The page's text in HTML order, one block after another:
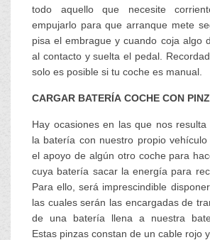
todo aquello que necesite
empujarlo para que arranque mete
pisa el embrague y cuando coja algo
al contacto y suelta el pedal.
solo es posible si tu coche es manual.
CARGAR BATERÍA COCHE CON
Hay ocasiones en las que nos resulta
la batería con nuestro propio
el apoyo de algún otro coche para
cuya batería sacar la energía para
Para ello, será imprescindible
las cuales serán las encargadas de
de una batería llena a nuestra
Estas pinzas constan de un cable rojo